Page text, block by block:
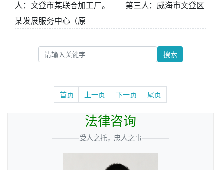
人：文登市某联合加工厂。 第三人：威海市文登区
某发展服务中心（原
搜索
首页 上一页 下一页 尾页
法律咨询
————受人之托，忠人之事————